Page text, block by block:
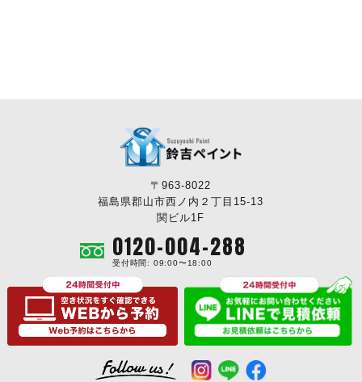
〒963-8022
福島県郡山市西ノ内２丁目15-13
関ビル1F
0120-004-288
受付時間: 09:00〜18:00